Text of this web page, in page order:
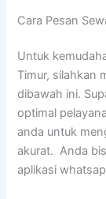
Cara Pesan
Untuk
Timur, silahkan
dibawah ini.
optimal
anda untuk
akurat. Anda
aplikasi